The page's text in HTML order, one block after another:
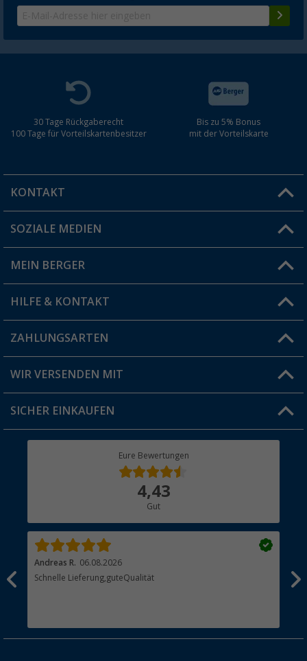
30 Tage Rückgaberecht
100 Tage für Vorteilskartenbesitzer
Bis zu 5% Bonus
mit der Vorteilskarte
KONTAKT
Du hast eine Frage?
Filiale finden
SOZIALE MEDIEN
MEIN BERGER
Vorteilskarte
Blog
Jobs & Karriere
HILFE & KONTAKT
FAQ & Kontakt
Versandinformationen
Rücksendung
ZAHLUNGSARTEN
WIR VERSENDEN MIT
SICHER EINKAUFEN
Eure Bewertungen
4,43
Gut
Andreas R. 06.08.2026
Schnelle Lieferung,guteQualität